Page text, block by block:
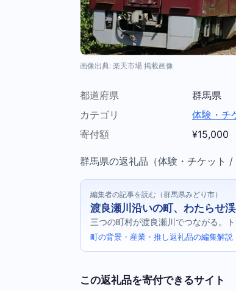
画像出典: 楽天市場 掲載画像
都道府県
群馬県
カテゴリ
体験・チ
寄付額
¥15,000
群馬県の返礼品（体験・チケット /
編集者の記事を読む（群馬県みどり市）
渡良瀬川沿いの町、わたらせ
三つの町村が渡良瀬川でつながる。
町の背景・産業・推し返礼品の編集解
この返礼品を寄付できるサイト